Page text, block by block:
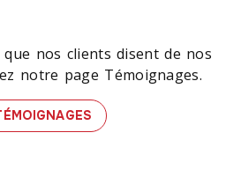
nos clients disent de nos
notre page Témoignages.